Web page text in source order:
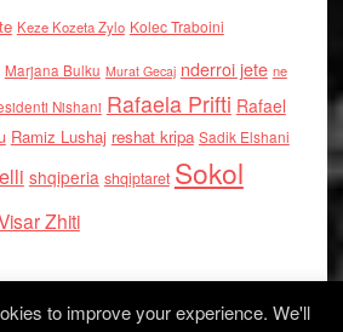
Keze Kozeta Zylo Kolec Traboini
Marjana Bulku Murat Gecaj nderroi jete ne
Nishani Rafaela Prifti Rafael
Ramiz Lushaj reshat kripa Sadik Elshani
shqiperia shqiptaret Sokol
Zhiti
to improve your experience. We'll